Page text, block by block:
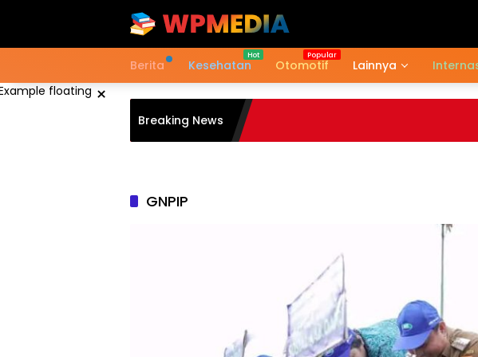
Berita Kesehatan Otomotif Lainnya
×
Breaking News
GNPIP